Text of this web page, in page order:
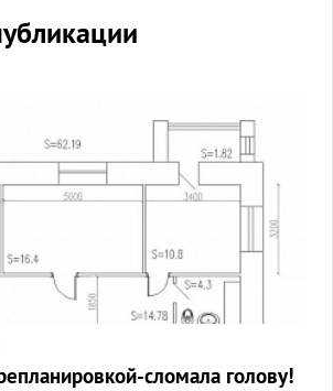
сломала голову!